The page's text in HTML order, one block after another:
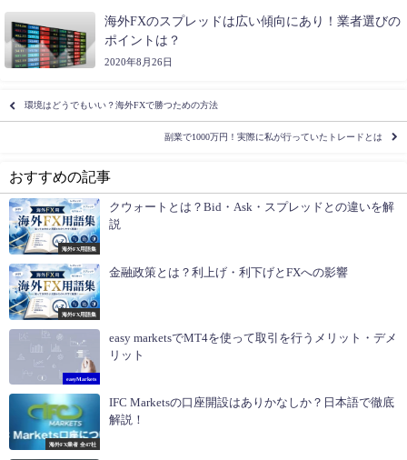
海外FXのスプレッドは広い傾向にあり！業者選びの
ポイントは？
2020年8月26日
環境はどうでもいい？海外FXで勝つための方法
副業で1000万円！実際に私が行っていたトレードとは
おすすめの記事
海外FX用語集
クウォートとは？Bid・Ask・スプレッドとの違いを解
説
海外FX用語集
金融政策とは？利上げ・利下げとFXへの影響
easyMarkets
easy marketsでMT4を使って取引を行うメリット・デメ
リット
海外FX業者 全47社
IFC Marketsの口座開設はありかなしか？日本語で徹底
解説！